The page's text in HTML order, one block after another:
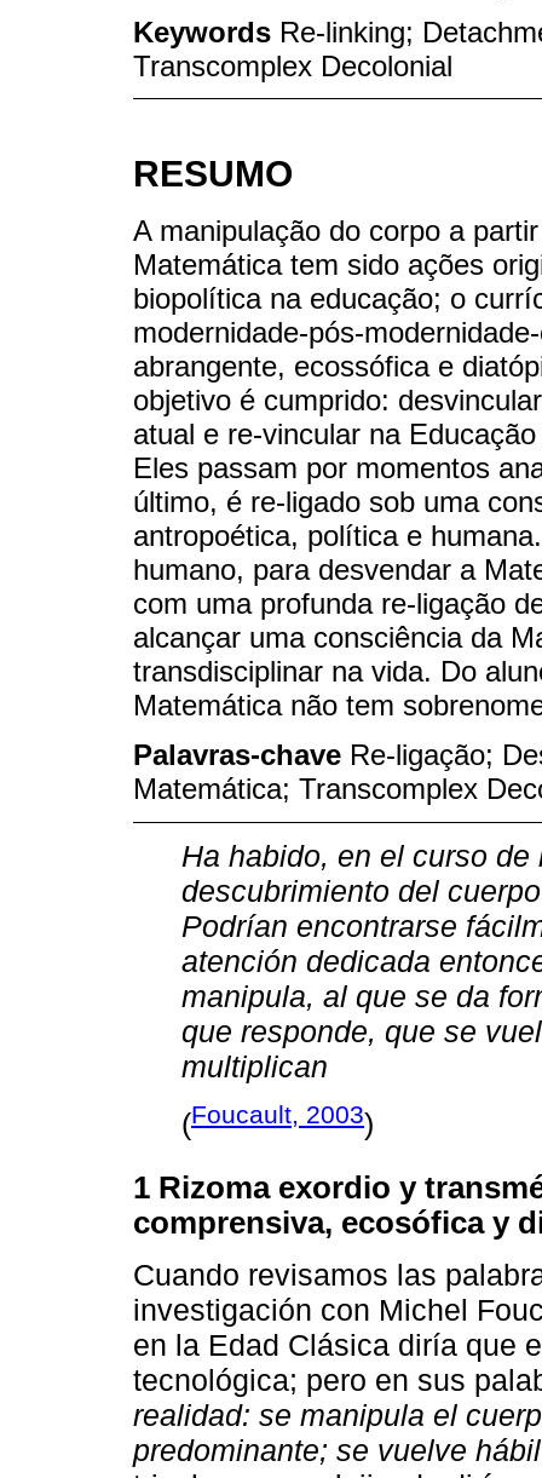
Keywords Re-linking;
Transcomplex Decolonial
RESUMO
A manipulação do corpo a
Matemática tem sido ações
biopolítica na educação; o
modernidade-pós-
abrangente, ecossófica e
objetivo é cumprido:
atual e re-vincular na
Eles passam por momentos
último, é re-ligado sob uma
antropoética, política e
humano, para desvendar a
com uma profunda re-ligação
alcançar uma consciência da
transdisciplinar na vida. Do
Matemática não tem
Palavras-chave Re-ligação;
Matemática; Transcomplex
Ha habido, en el curso
descubrimiento del
Podrían encontrarse
atención dedicada
manipula, al que se da
que responde, que se
multiplican
(Foucault, 2003)
1 Rizoma exordio y
comprensiva, ecosófica y
Cuando revisamos las
investigación con Michel
en la Edad Clásica diría que
tecnológica; pero en sus
realidad: se manipula el
predominante; se vuelve